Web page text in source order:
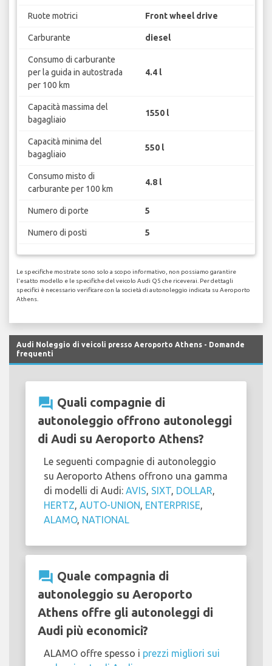
Ruote motrici Front wheel drive
Carburante diesel
Consumo di carburante
per la guida in autostrada
per 100 km
4.4 l
Capacità massima del
bagagliaio
1550 l
Capacità minima del
bagagliaio
550 l
Consumo misto di
carburante per 100 km
4.8 l
Numero di porte 5
Numero di posti 5
Le specifiche mostrate sono solo a scopo informativo, non possiamo garantire
l'esatto modello e le specifiche del veicolo Audi Q5 che riceverai. Per dettagli
specifici è necessario verificare con la società di autonoleggio indicata su Aeroporto
Athens.
Audi Noleggio di veicoli presso Aeroporto Athens - Domande
frequenti
question_answer Quali compagnie di
autonoleggio offrono autonoleggi
di Audi su Aeroporto Athens?
Le seguenti compagnie di autonoleggio
su Aeroporto Athens offrono una gamma
di modelli di Audi: AVIS, SIXT, DOLLAR,
HERTZ, AUTO-UNION, ENTERPRISE,
ALAMO, NATIONAL
question_answer Quale compagnia di
autonoleggio su Aeroporto
Athens offre gli autonoleggi di
Audi più economici?
ALAMO offre spesso i prezzi migliori sui